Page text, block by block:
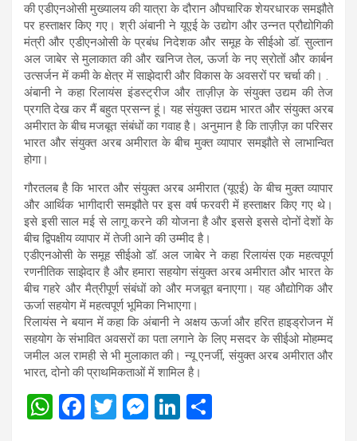
की एडीएनओसी मुख्यालय की यात्रा के दौरान औपचारिक शेयरधारक समझौते
पर हस्ताक्षर किए गए। श्री अंबानी ने यूएई के उद्योग और उन्नत प्रौद्योगिकी
मंत्री और एडीएनओसी के प्रबंध निदेशक और समूह के सीईओ डॉ. सुल्तान
अल जाबेर से मुलाकात की और खनिज तेल, ऊर्जा के नए स्रोतों और कार्बन
उत्सर्जन में कमी के क्षेत्र में साझेदारी और विकास के अवसरों पर चर्चा की। .
अंबानी ने कहा रिलायंस इंडस्ट्रीज और ताज़ीज़ के संयुक्त उद्यम की तेज
प्रगति देख कर मैं बहुत प्रसन्न हूं। यह संयुक्त उद्यम भारत और संयुक्त अरब
अमीरात के बीच मजबूत संबंधों का गवाह है। अनुमान है कि ताज़ीज़ का परिसर
भारत और संयुक्त अरब अमीरात के बीच मुक्त व्यापार समझौते से लाभान्वित
होगा।
गौरतलब है कि भारत और संयुक्त अरब अमीरात (यूएई) के बीच मुक्त व्यापार
और आर्थिक भागीदारी समझौते पर इस वर्ष फरवरी में हस्ताक्षर किए गए थे।
इसे इसी साल मई से लागू करने की योजना है और इससे इससे दोनों देशों के
बीच द्विपक्षीय व्यापार में तेजी आने की उम्मीद है।
एडीएनओसी के समूह सीईओ डॉ. अल जाबेर ने कहा रिलायंस एक महत्वपूर्ण
रणनीतिक साझेदार है और हमारा सहयोग संयुक्त अरब अमीरात और भारत के
बीच गहरे और मैत्रीपूर्ण संबंधों को और मजबूत बनाएगा। यह औद्योगिक और
ऊर्जा सहयोग में महत्वपूर्ण भूमिका निभाएगा।
रिलायंस ने बयान में कहा कि अंबानी ने अक्षय ऊर्जा और हरित हाइड्रोजन में
सहयोग के संभावित अवसरों का पता लगाने के लिए मसदर के सीईओ मोहम्मद
जमील अल रामही से भी मुलाकात की। न्यू एनर्जी, संयुक्त अरब अमीरात और
भारत, दोनो की प्राथमिकताओं में शामिल है।
W F
T
M Li